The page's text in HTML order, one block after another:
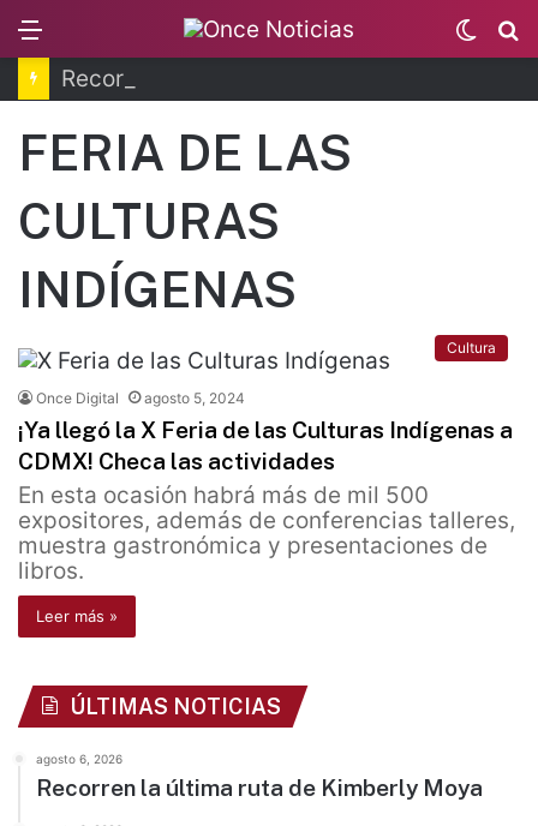
Switch
skin
FERIA DE LAS
CULTURAS
INDÍGENAS
Cultura
Once Digital agosto 5, 2024
¡Ya llegó la X Feria de las Culturas Indígenas a
CDMX! Checa las actividades
En esta ocasión habrá más de mil 500
expositores, además de conferencias talleres,
muestra gastronómica y presentaciones de
libros.
Leer más »
ÚLTIMAS NOTICIAS
agosto 6, 2026
Recorren la última ruta de Kimberly Moya